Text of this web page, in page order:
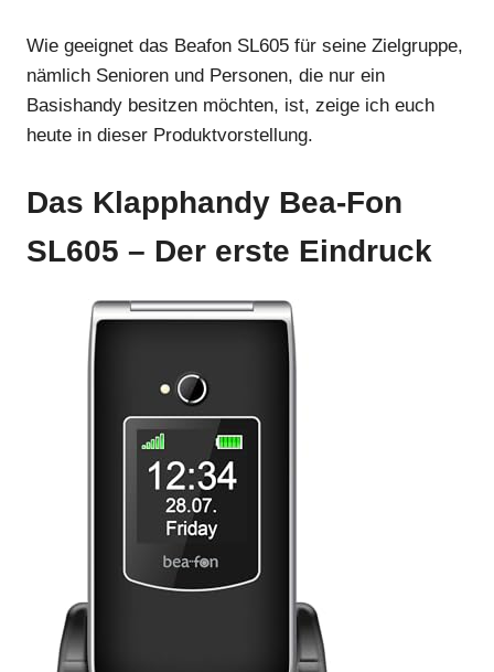
Wie geeignet das Beafon SL605 für seine Zielgruppe,
nämlich Senioren und Personen, die nur ein
Basishandy besitzen möchten, ist, zeige ich euch
heute in dieser Produktvorstellung.
Das Klapphandy Bea-Fon
SL605 – Der erste Eindruck